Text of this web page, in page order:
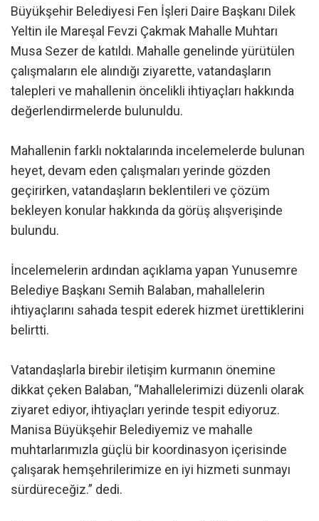
Büyükşehir Belediyesi Fen İşleri Daire Başkanı Dilek
Yeltin ile Mareşal Fevzi Çakmak Mahalle Muhtarı
Musa Sezer de katıldı. Mahalle genelinde yürütülen
çalışmaların ele alındığı ziyarette, vatandaşların
talepleri ve mahallenin öncelikli ihtiyaçları hakkında
değerlendirmelerde bulunuldu.
Mahallenin farklı noktalarında incelemelerde bulunan
heyet, devam eden çalışmaları yerinde gözden
geçirirken, vatandaşların beklentileri ve çözüm
bekleyen konular hakkında da görüş alışverişinde
bulundu.
İncelemelerin ardından açıklama yapan Yunusemre
Belediye Başkanı Semih Balaban, mahallelerin
ihtiyaçlarını sahada tespit ederek hizmet ürettiklerini
belirtti.
Vatandaşlarla birebir iletişim kurmanın önemine
dikkat çeken Balaban, “Mahallelerimizi düzenli olarak
ziyaret ediyor, ihtiyaçları yerinde tespit ediyoruz.
Manisa Büyükşehir Belediyemiz ve mahalle
muhtarlarımızla güçlü bir koordinasyon içerisinde
çalışarak hemşehrilerimize en iyi hizmeti sunmayı
sürdüreceğiz.” dedi.